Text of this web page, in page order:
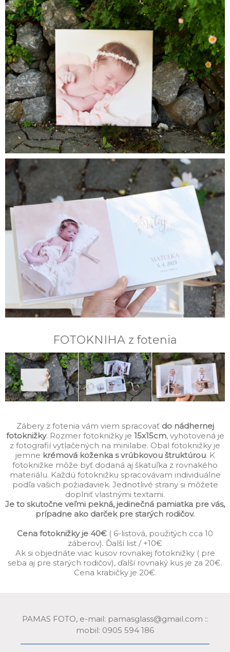
FOTOKNIHA z fotenia
Zábery z fotenia vám viem spracovať do nádhernej
fotoknižky. Rozmer fotoknižky je 15x15cm, vyhotovená je
z fotografií vytlačených na minilabe. Obal fotoknižky je
jemne krémová koženka s vrúbkovou štruktúrou. K
fotoknižke môže byť dodaná aj škatuľka z rovnakého
materiálu. Každú fotoknižku spracovávam individuálne
podľa vašich požiadaviek. Jednotlivé strany si môžete
doplniť vlastnými textami.
Je to skutočne veľmi pekná, jedinečná pamiatka pre vás,
prípadne ako darček pre starých rodičov.
Cena fotoknižky je 40€ ( 6-listová, použitých cca 10
záberov). Ďalší list / +10€
Ak si objednáte viac kusov rovnakej fotoknižky ( pre
seba aj pre starých rodičov), ďalší rovnaký kus je za 20€.
Cena krabičky je 20€.
PAMAS FOTO, e-mail: pamasglass@gmail.com ::
mobil: 0905 594 186